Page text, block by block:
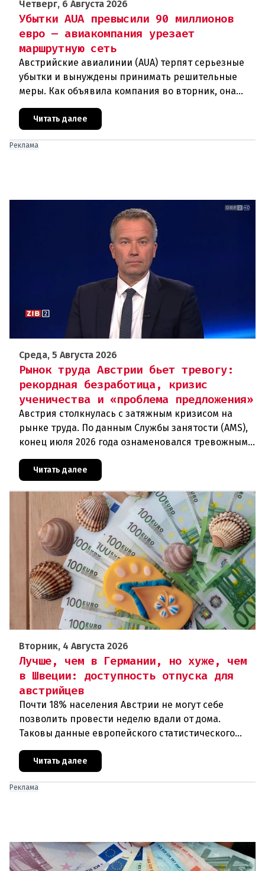
Четверг, 6 Августа 2026
Убытки AUA превысили 90 миллионов
евро — авиакомпания урезает
маршрутную сеть
Австрийские авиалинии (AUA) терпят серьезные
убытки и вынуждены принимать решительные
меры. Как объявила компания во вторник, она
Грац.Причиной столь жесткой экономии
Читать далее
Реклама
Среда, 5 Августа 2026
Рынок труда Австрии бьет тревогу:
рекордная безработица, кризис
ученичества и «проблема предложения»
Австрия столкнулась с затяжным кризисом на
рынке труда. По данным Службы занятости (AMS),
конец июля 2026 года ознаменовался тревожными
зарегистрированы как безрабо
Читать далее
Вторник, 4 Августа 2026
Лучше, чем в Германии, но хуже, чем
в Швеции: доступность отпуска для
австрийцев
Почти 18% населения Австрии не могут себе
позволить провести неделю вдали от дома.
Таковы данные европейского статистического
агентства Eurostat за 2025 год. И хотя ситуация в
стране выглядит лучше ср
Читать далее
Реклама